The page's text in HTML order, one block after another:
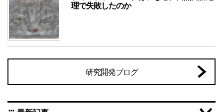
理で失敗したのか
研究開発ブログ